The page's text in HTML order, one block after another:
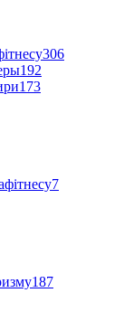
306
192
173
7
187